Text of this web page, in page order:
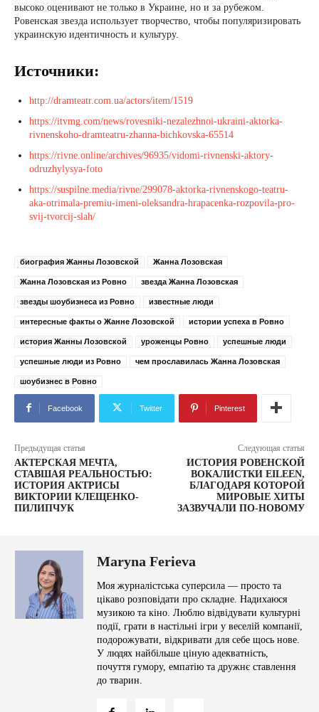
высоко оценивают не только в Украине, но и за рубежом.
Ровенская звезда использует творчество, чтобы популяризировать
украинскую идентичность и культуру.
Источники:
http://dramteatr.com.ua/actors/item/1519
https://itvmg.com/news/rovesniki-nezalezhnoi-ukraini-aktorka-
rivnenskoho-dramteatru-zhanna-bichkovska-65514
https://rivne.online/archives/96935/vidomi-rivnenski-aktory-
odruzhylysya-foto
https://suspilne.media/rivne/299078-aktorka-rivnenskogo-teatru-
aka-otrimala-premiu-imeni-oleksandra-hrapacenka-rozpovila-pro-
svij-tvorcij-slah/
биография Жанны Лозовской Жанна Лозовская
Жанна Лозовская из Ровно звезда Жанна Лозовская
звезды шоубизнеса из Ровно известные люди
интересные факты о Жанне Лозовской истории успеха в Ровно
история Жанны Лозовской уроженцы Ровно успешные люди
успешные люди из Ровно чем прославилась Жанна Лозовская
шоубизнес в Ровно
Facebook Twitter Pinterest
Предыдущая статья
АКТЕРСКАЯ МЕЧТА,
СТАВШАЯ РЕАЛЬНОСТЬЮ:
ИСТОРИЯ АКТРИСЫ
ВИКТОРИИ КЛЕЩЕНКО-
ПИЛИПЧУК
Следующая статья
ИСТОРИЯ РОВЕНСКОЙ
ВОКАЛИСТКИ EILEEN,
БЛАГОДАРЯ КОТОРОЙ
МИРОВЫЕ ХИТЫ
ЗАЗВУЧАЛИ ПО-НОВОМУ
Maryna Ferieva
Моя журналістська суперсила — просто та
цікаво розповідати про складне. Надихаюся
музикою та кіно. Люблю відвідувати культурні
події, грати в настільні ігри у веселій компанії,
подорожувати, відкривати для себе щось нове.
У людях найбільше ціную адекватність,
почуття гумору, емпатію та дружнє ставлення
до тварин.